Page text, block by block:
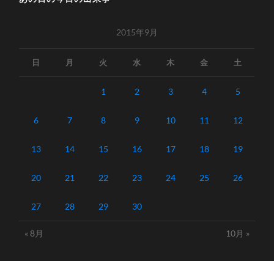
2015年9月
日 月 火 水 木 金 土
1 2 3 4 5
6 7 8 9 10 11 12
13 14 15 16 17 18 19
20 21 22 23 24 25 26
27 28 29 30
« 8月 10月 »